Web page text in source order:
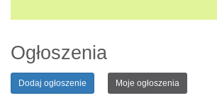
Ogłoszenia
Dodaj ogłoszenie Moje ogłoszenia